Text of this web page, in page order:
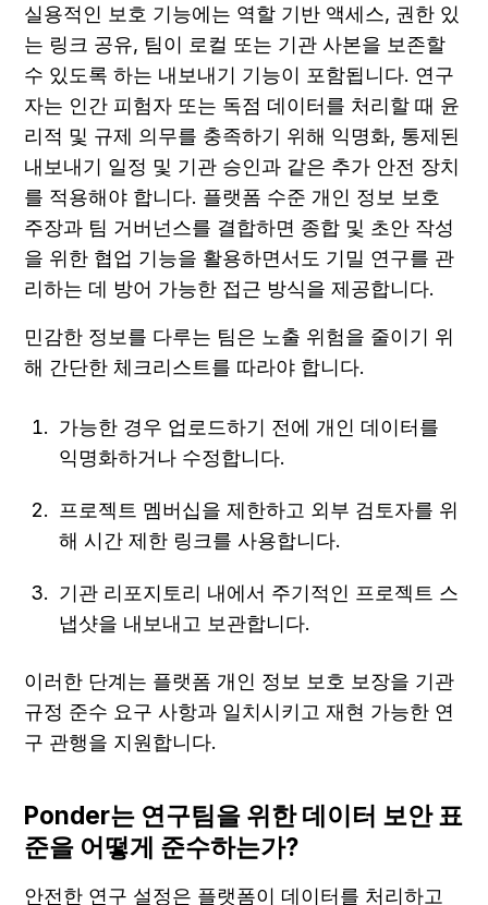
실용적인 보호 기능에는 역할 기반 액세스, 권한 있
는 링크 공유, 팀이 로컬 또는 기관 사본을 보존할
수 있도록 하는 내보내기 기능이 포함됩니다. 연구
자는 인간 피험자 또는 독점 데이터를 처리할 때 윤
리적 및 규제 의무를 충족하기 위해 익명화, 통제된
내보내기 일정 및 기관 승인과 같은 추가 안전 장치
를 적용해야 합니다. 플랫폼 수준 개인 정보 보호
주장과 팀 거버넌스를 결합하면 종합 및 초안 작성
을 위한 협업 기능을 활용하면서도 기밀 연구를 관
리하는 데 방어 가능한 접근 방식을 제공합니다.
민감한 정보를 다루는 팀은 노출 위험을 줄이기 위
해 간단한 체크리스트를 따라야 합니다.
가능한 경우 업로드하기 전에 개인 데이터를
익명화하거나 수정합니다.
프로젝트 멤버십을 제한하고 외부 검토자를 위
해 시간 제한 링크를 사용합니다.
기관 리포지토리 내에서 주기적인 프로젝트 스
냅샷을 내보내고 보관합니다.
이러한 단계는 플랫폼 개인 정보 보호 보장을 기관
규정 준수 요구 사항과 일치시키고 재현 가능한 연
구 관행을 지원합니다.
Ponder는 연구팀을 위한 데이터 보안 표
준을 어떻게 준수하는가?
안전한 연구 설정은 플랫폼이 데이터를 처리하고